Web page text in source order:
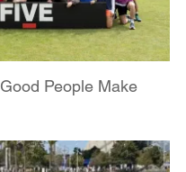
People Make